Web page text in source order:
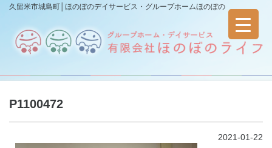
久留米市城島町│ほのぼのデイサービス・グループホームほのぼの
P1100472
2021-01-22